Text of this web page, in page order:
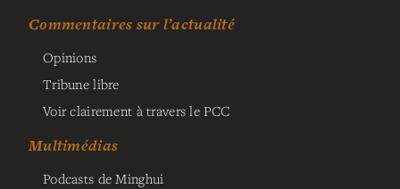
Commentaires sur l’actualité
Opinions
Tribune libre
Voir clairement à travers le PCC
Multimédias
Podcasts de Minghui